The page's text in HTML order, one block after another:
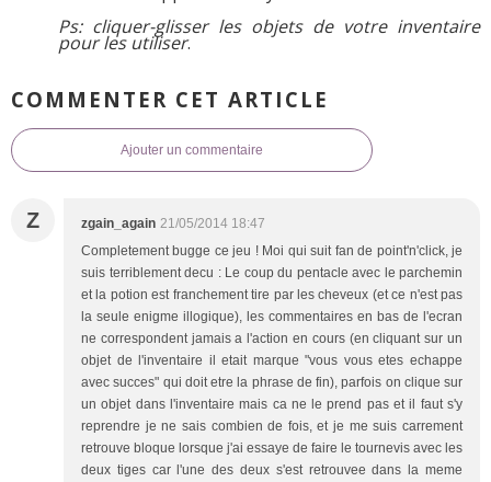
Ps: cliquer-glisser les objets de votre inventaire
pour les utiliser.
COMMENTER CET ARTICLE
Ajouter un commentaire
Z zgain_again 21/05/2014 18:47
Completement bugge ce jeu ! Moi qui suit fan de point'n'click, je
suis terriblement decu : Le coup du pentacle avec le parchemin
et la potion est franchement tire par les cheveux (et ce n'est pas
la seule enigme illogique), les commentaires en bas de l'ecran
ne correspondent jamais a l'action en cours (en cliquant sur un
objet de l'inventaire il etait marque "vous vous etes echappe
avec succes" qui doit etre la phrase de fin), parfois on clique sur
un objet dans l'inventaire mais ca ne le prend pas et il faut s'y
reprendre je ne sais combien de fois, et je me suis carrement
retrouve bloque lorsque j'ai essaye de faire le tournevis avec les
deux tiges car l'une des deux s'est retrouvee dans la meme